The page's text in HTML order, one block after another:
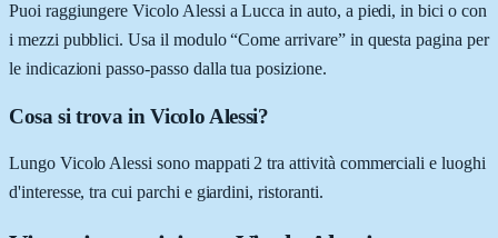
Puoi raggiungere Vicolo Alessi a Lucca in auto, a piedi, in bici o con
i mezzi pubblici. Usa il modulo “Come arrivare” in questa pagina per
le indicazioni passo-passo dalla tua posizione.
Cosa si trova in Vicolo Alessi?
Lungo Vicolo Alessi sono mappati 2 tra attività commerciali e luoghi
d'interesse, tra cui parchi e giardini, ristoranti.